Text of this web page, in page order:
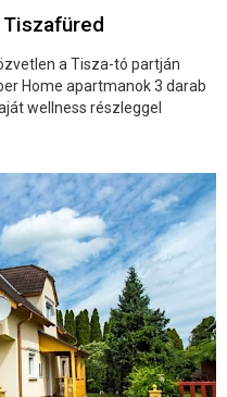
a Tisza-tó partján
Home apartmanok 3 darab
wellness részleggel